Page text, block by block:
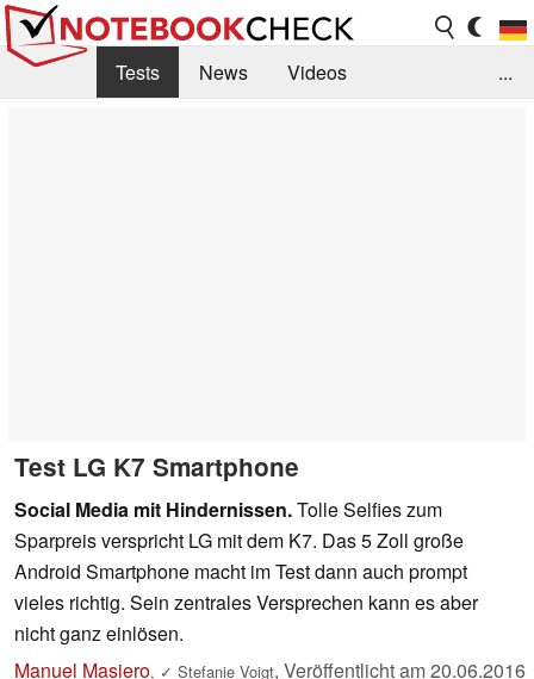
Tests News
Videos
...
Test LG K7 Smartphone
Social Media mit Hindernissen.Tolle Selfies zum
Sparpreis verspricht LG mit dem K7. Das 5 Zoll große
Android Smartphone macht im Test dann auch prompt
vieles richtig. Sein zentrales Versprechen kann es aber
nicht ganz einlösen.
Manuel Masiero, ✓ Stefanie Voigt, Veröffentlicht am20.06.2016